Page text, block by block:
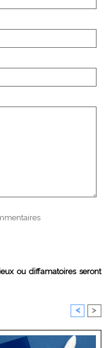
ou diffamatoires seront
< >